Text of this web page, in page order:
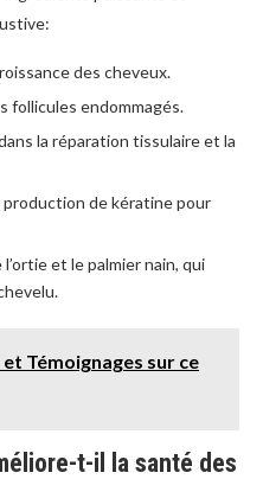
des cheveux.
follicules endommagés.
la réparation tissulaire et la
production de kératine pour
l’ortie et le palmier nain, qui
et Témoignages sur ce
t-il la santé des